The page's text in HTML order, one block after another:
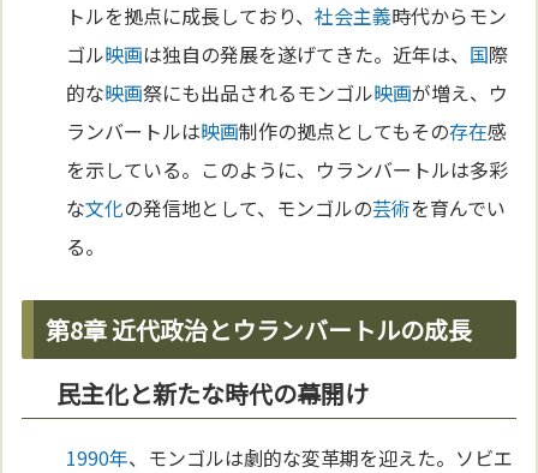
トルを拠点に成長しており、社会主義時代からモン
ゴル映画は独自の発展を遂げてきた。近年は、 国際
的な映画祭にも出品されるモンゴル映画が増え、ウ
ランバートルは映画制作の拠点としてもその存在感
を示している。このように、ウランバートルは多彩
な文化の発信地として、モンゴルの芸術を育んでい
る。
第8章 近代政治とウランバートルの成長
民主化と新たな時代の幕開け
1990年、モンゴルは劇的な変革期を迎えた。ソビエ